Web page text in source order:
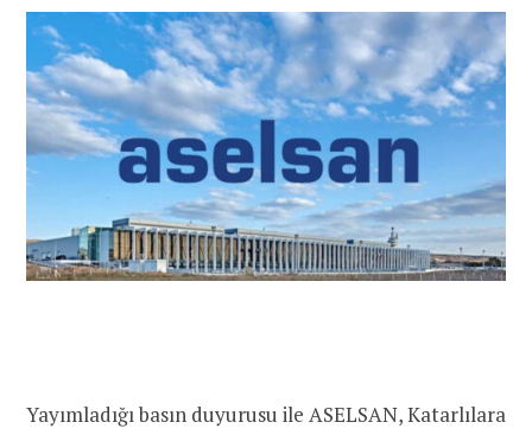
Yayımladığı basın duyurusu ile ASELSAN, Katarlılara